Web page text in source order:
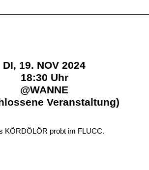
DI, 19. NOV 2024
18:30 Uhr
@WANNE
Veranstaltung)
KÖRDÖLÖR probt im FLUCC.